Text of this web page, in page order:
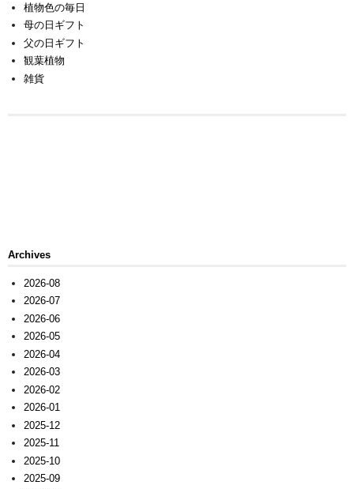
植物色の毎日
母の日ギフト
父の日ギフト
観葉植物
雑貨
Archives
2026-08
2026-07
2026-06
2026-05
2026-04
2026-03
2026-02
2026-01
2025-12
2025-11
2025-10
2025-09